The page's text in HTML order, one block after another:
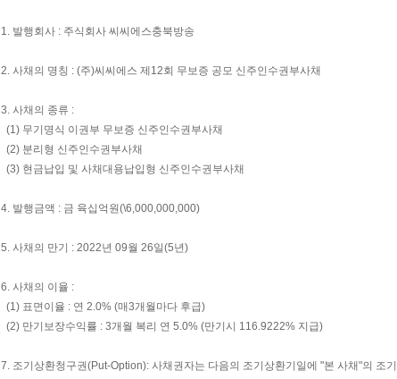
1. 발행회사 : 주식회사 씨씨에스충북방송
2. 사채의 명칭 : (주)씨씨에스 제12회 무보증 공모 신주인수권부사채
3. 사채의 종류 :
(1) 무기명식 이권부 무보증 신주인수권부사채
(2) 분리형 신주인수권부사채
(3) 현금납입 및 사채대용납입형 신주인수권부사채
4. 발행금액 : 금 육십억원(\6,000,000,000)
5. 사채의 만기 : 2022년 09월 26일(5년)
6. 사채의 이율 :
(1) 표면이율 : 연 2.0% (매3개월마다 후급)
(2) 만기보장수익률 : 3개월 복리 연 5.0% (만기시 116.9222% 지급)
7. 조기상환청구권(Put-Option): 사채권자는 다음의 조기상환기일에 "본 사채"의 조